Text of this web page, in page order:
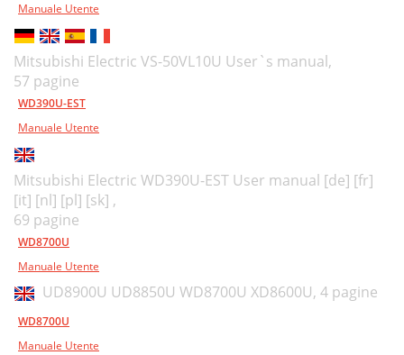
Manuale Utente
Mitsubishi Electric VS-50VL10U User`s manual,
57 pagine
WD390U-EST
Manuale Utente
Mitsubishi Electric WD390U-EST User manual [de] [fr]
[it] [nl] [pl] [sk] ,
69 pagine
WD8700U
Manuale Utente
UD8900U UD8850U WD8700U XD8600U, 4 pagine
WD8700U
Manuale Utente